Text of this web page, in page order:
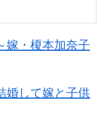
嫁・榎本加奈子
婚して嫁と子供